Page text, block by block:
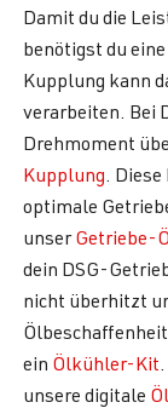
Damit du die
benötigst du eine
Kupplung kann
verarbeiten. Bei
Drehmoment
Kupplung .
optimale
unserGetriebe-
dein DSG-
nicht überhitzt
ein Ölkühler-Kit
unsere digitale